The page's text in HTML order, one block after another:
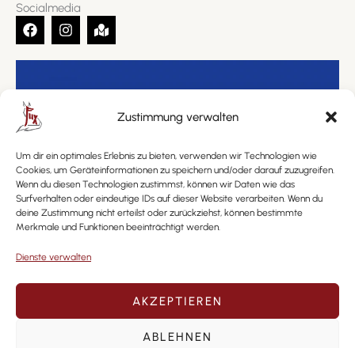
Zustimmung verwalten
Um dir ein optimales Erlebnis zu bieten, verwenden wir Technologien wie
Cookies, um Geräteinformationen zu speichern und/oder darauf zuzugreifen.
Wenn du diesen Technologien zustimmst, können wir Daten wie das
Surfverhalten oder eindeutige IDs auf dieser Website verarbeiten. Wenn du
deine Zustimmung nicht erteilst oder zurückziehst, können bestimmte
Merkmale und Funktionen beeinträchtigt werden.
Dienste verwalten
AKZEPTIEREN
ABLEHNEN
Socialmedia
F
a
e
o
o
k
I
n
t
g
M
a
-
a
d
Copyright © 2026. All rights reserved. Realisierung:
www.webdesign-ammertal.de